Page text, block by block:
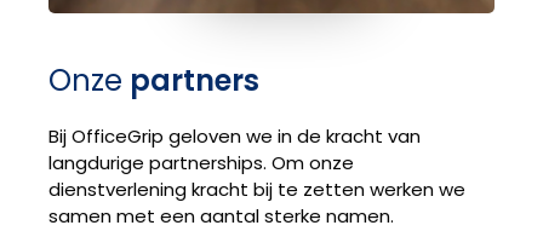
Onze partners
Bij OfficeGrip geloven we in de kracht van
langdurige partnerships. Om onze
dienstverlening kracht bij te zetten werken we
samen met een aantal sterke namen.